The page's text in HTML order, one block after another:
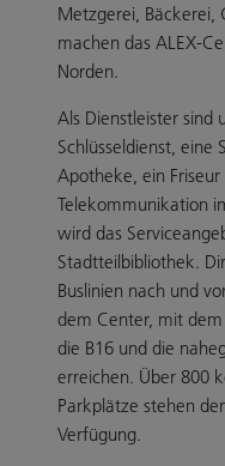
Metzgerei, Bäckerei,
machen das ALEX-
Norden.
Als Dienstleister sind
Schlüsseldienst, eine
Apotheke, ein
Telekommunikation
wird das
Stadtteilbibliothek.
Buslinien nach und
dem Center, mit
die B16 und die
erreichen. Über 800
Parkplätze stehen
Verfügung.